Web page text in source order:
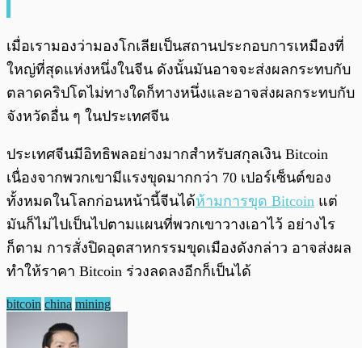
เมื่อเรามองว่ามองโกเลียเป็นสถานประกอบการเหมืองที่
ใหญ่ที่สุดแห่งหนึ่งในจีน ดังนั้นมันอาจจะส่งผลกระทบกับ
ตลาดคริปโตไม่ทางใดก็ทางหนึ่งและอาจส่งผลกระทบกับ
จังหวัดอื่น ๆ ในประเทศจีน
ประเทศจีนมีอิทธิพลอย่างมากสำหรับสกุลเงิน Bitcoin
เนื่องจากพวกเขามีแรงขุดมากกว่า 70 เปอร์เซ็นต์ของ
ทั้งหมดในโลกก่อนหน้านี้จีนได้ห้ามการขุด Bitcoin แต่
มันก็ไม่ไปเป็นไปตามแผนที่พวกเขาวางเอาไว้ อย่างไร
ก็ตาม การสั่งปิดอุตสาหกรรมขุดเมืองดังกล่าว อาจส่งผล
ทำให้ราคา Bitcoin ร่วงลดลงอีกก็เป็นได้
bitcoin china mining